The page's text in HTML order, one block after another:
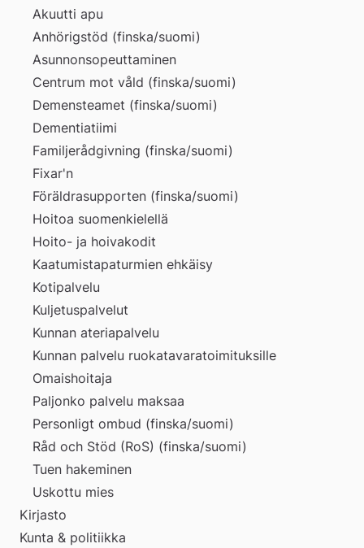
Akuutti apu
Anhörigstöd (finska/suomi)
Asunnonsopeuttaminen
Centrum mot våld (finska/suomi)
Demensteamet (finska/suomi)
Dementiatiimi
Familjerådgivning (finska/suomi)
Fixar'n
Föräldrasupporten (finska/suomi)
Hoitoa suomenkielellä
Hoito- ja hoivakodit
Kaatumistapaturmien ehkäisy
Kotipalvelu
Kuljetuspalvelut
Kunnan ateriapalvelu
Kunnan palvelu ruokatavaratoimituksille
Omaishoitaja
Paljonko palvelu maksaa
Personligt ombud (finska/suomi)
Råd och Stöd (RoS) (finska/suomi)
Tuen hakeminen
Uskottu mies
Kirjasto
Kunta & politiikka